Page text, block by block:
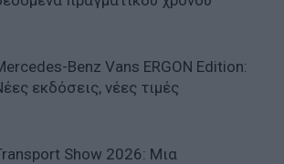
Benz Vans ERGON Edition:
εκδόσεις, νέες τιμές
Show 2026: Μια